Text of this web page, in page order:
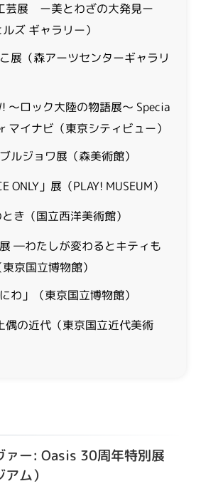
芸展 ー美とわざの大発見ー
ルズ ギャラリー）
展（森アーツセンターギャラリ
～ロック大陸の物語展～ Specia
マイナビ（東京シティビュー）
ルジョワ展（森美術館）
ONLY」展（PLAY! MUSEUM）
き（国立西洋美術館）
―わたしが変わるとキティも
京国立博物館）
わ」（東京国立博物館）
偶の近代（東京国立近代美術
ァー: Oasis 30周年特別展
ム）